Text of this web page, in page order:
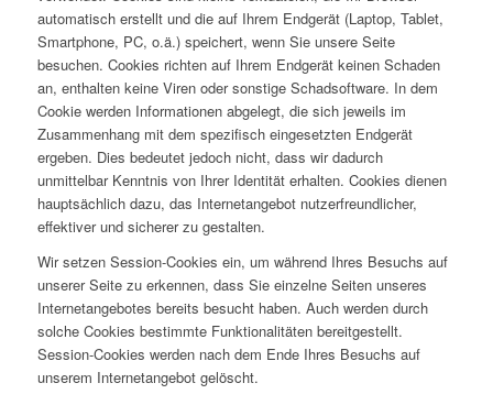
automatisch erstellt und die auf Ihrem Endgerät (Laptop, Tablet,
Smartphone, PC, o.ä.) speichert, wenn Sie unsere Seite
besuchen. Cookies richten auf Ihrem Endgerät keinen Schaden
an, enthalten keine Viren oder sonstige Schadsoftware. In dem
Cookie werden Informationen abgelegt, die sich jeweils im
Zusammenhang mit dem spezifisch eingesetzten Endgerät
ergeben. Dies bedeutet jedoch nicht, dass wir dadurch
unmittelbar Kenntnis von Ihrer Identität erhalten. Cookies dienen
hauptsächlich dazu, das Internetangebot nutzerfreundlicher,
effektiver und sicherer zu gestalten.
Wir setzen Session-Cookies ein, um während Ihres Besuchs auf
unserer Seite zu erkennen, dass Sie einzelne Seiten unseres
Internetangebotes bereits besucht haben. Auch werden durch
solche Cookies bestimmte Funktionalitäten bereitgestellt.
Session-Cookies werden nach dem Ende Ihres Besuchs auf
unserem Internetangebot gelöscht.